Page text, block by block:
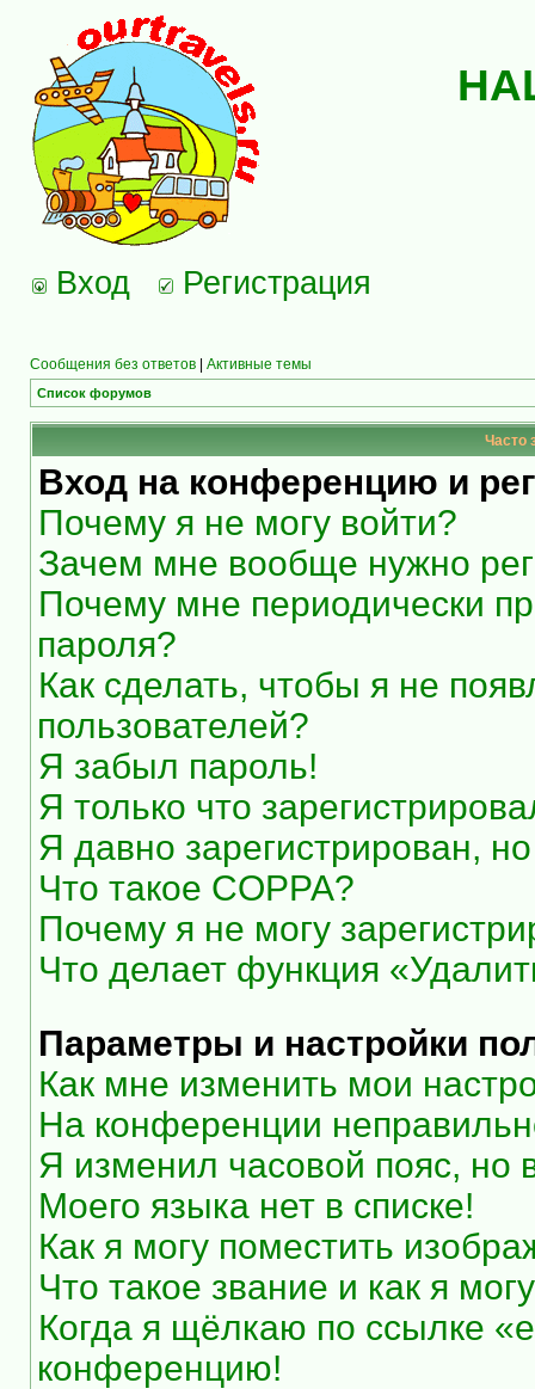
Вход Регистрация
Сообщения без ответов | Активные темы
Список форумов
Часто
Вход на конференцию и
Почему я не могу войти?
Зачем мне вообще нужно
Почему мне периодически
пароля?
Как сделать, чтобы я не
пользователей?
Я забыл пароль!
Я только что
Я давно зарегистрирован,
Что такое COPPA?
Почему я не могу
Что делает функция
Параметры и настройки
Как мне изменить мои
На конференции
Я изменил часовой пояс, но
Моего языка нет в списке!
Как я могу поместить
Что такое звание и как я
Когда я щёлкаю по ссылке
конференцию!